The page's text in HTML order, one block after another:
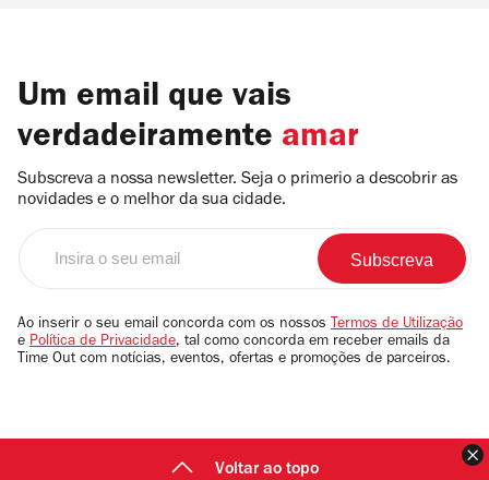
Um email que vais
verdadeiramente amar
Subscreva a nossa newsletter. Seja o primerio a descobrir as
novidades e o melhor da sua cidade.
email
Ao inserir o seu email concorda com os nossos Termos de Utilização
e Política de Privacidade, tal como concorda em receber emails da
Time Out com notícias, eventos, ofertas e promoções de parceiros.
Voltar ao topo